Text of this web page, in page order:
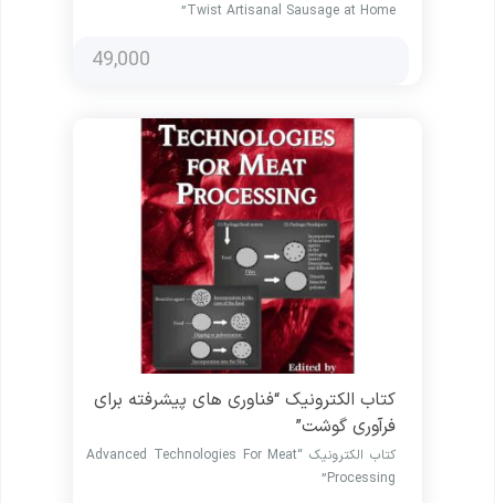
Twist Artisanal Sausage at Home”
49,000
کتاب الکترونیک “فناوری های پیشرفته برای
فرآوری گوشت”
کتاب الکترونیک “Advanced Technologies For Meat
Processing”